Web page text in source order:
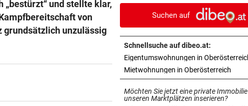
„bestürzt“ und stellte klar,
von
grundsätzlich unzulässig
über Leitschiene
FAZIT NACH EINEM MONAT vor
Bäcker zu Steuersenkung:
Kunden ist das egal“
MYSTERIÖSE „GRAFFITIS“
Zugezogener Linksextremer
Schmierfink entlarvt
Suchen auf
Schnellsuche auf dibeo.at:
Eigentumswohnungen in
Mietwohnungen in Oberösterreich
Möchten Sie jetzt eine private
unseren Marktplätzen inserieren?